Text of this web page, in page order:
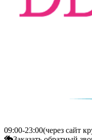
09:00-23:00(через сайт